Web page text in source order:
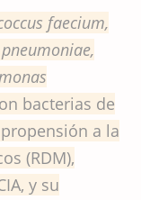
faecium,
bacterias de
a la
(RDM),
y su